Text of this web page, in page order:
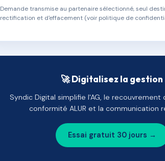
Demande transmise au partenaire sélectionné, seul
rectification et d'effacement (voir politique de
🚀 Digitalisez la gestion
Syndic Digital simplifie l'AG, le recouvrement
conformité ALUR et la communication
Essai gratuit 30 jours →